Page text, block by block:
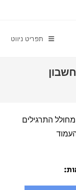
תפריט ניווט
התרגילים